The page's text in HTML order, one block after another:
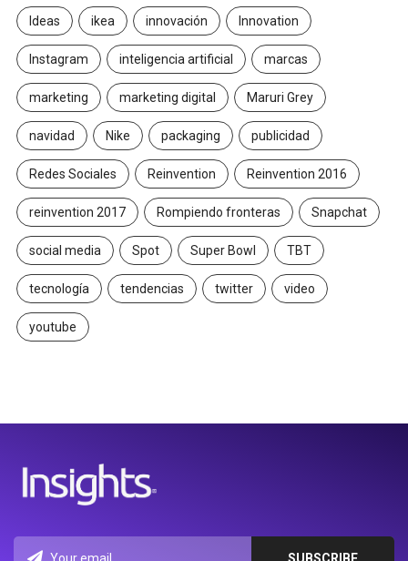
Ideas ikea innovación Innovation
Instagram inteligencia artificial marcas
marketing marketing digital Maruri Grey
navidad Nike packaging publicidad
Redes Sociales Reinvention Reinvention 2016
reinvention 2017 Rompiendo fronteras Snapchat
social media Spot Super Bowl TBT
tecnología tendencias twitter video
youtube